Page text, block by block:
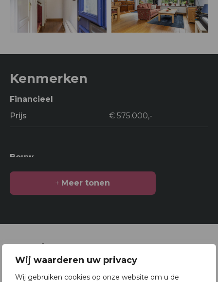
Wij waarderen uw privacy
Wij gebruiken cookies op onze website om u de
Kenmerken
Financieel
Prijs
€ 575.000,-
Bouw
Soort bouw
Woonhuis
Bouwjaar 1956
Gebouwgebonden
Meer tonen
Brochure